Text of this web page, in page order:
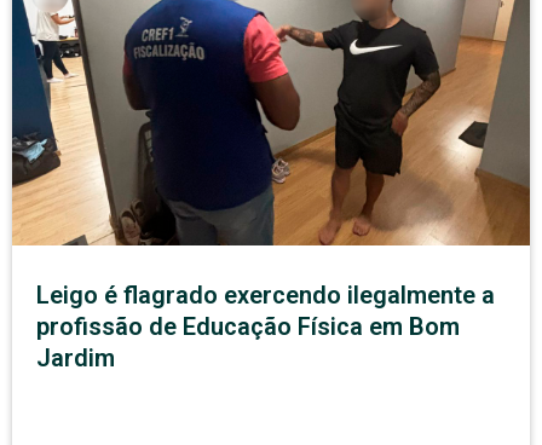
Leigo é flagrado exercendo ilegalmente a
profissão de Educação Física em Bom
Jardim